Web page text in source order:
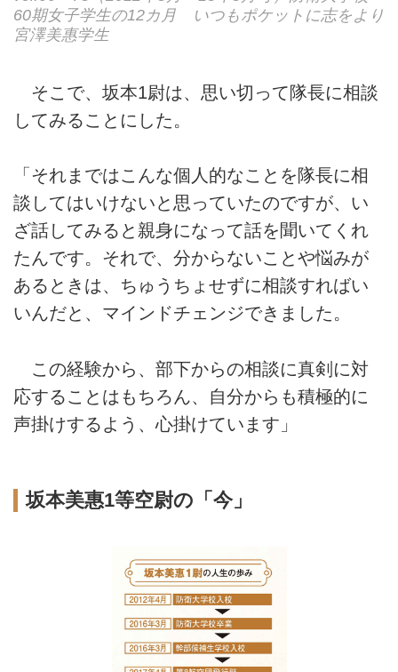
60期女子学生の12カ月 いつもポケットに志をより
宮澤美惠学生
そこで、坂本1尉は、思い切って隊長に相談
してみることにした。
「それまではこんな個人的なことを隊長に相
談してはいけないと思っていたのですが、い
ざ話してみると親身になって話を聞いてくれ
たんです。それで、分からないことや悩みが
あるときは、ちゅうちょせずに相談すればい
いんだと、マインドチェンジできました。
この経験から、部下からの相談に真剣に対
応することはもちろん、自分からも積極的に
声掛けするよう、心掛けています」
坂本美惠1等空尉の「今」